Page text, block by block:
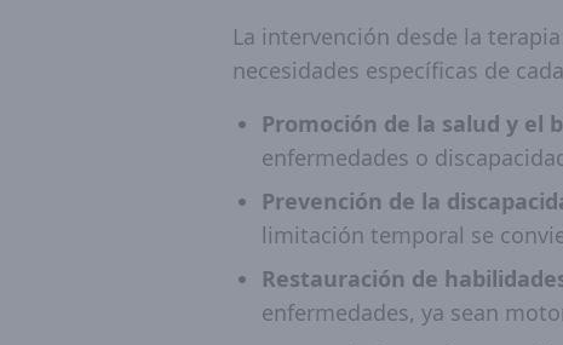
La intervención desde la
necesidades específicas de
Promoción de la salud y el
enfermedades o
Prevención de la
limitación temporal se
Restauración de
enfermedades, ya sean